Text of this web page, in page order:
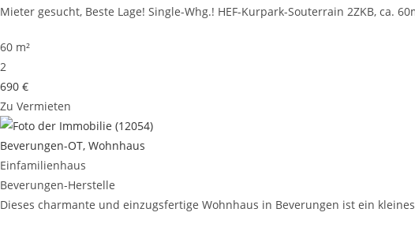
Mieter gesucht, Beste Lage! Single-Whg.! HEF-Kurpark-Souterrain 2ZKB, ca.
60 m²
2
690 €
Zu Vermieten
Beverungen-OT, Wohnhaus
Einfamilienhaus
Beverungen-Herstelle
Dieses charmante und einzugsfertige Wohnhaus in Beverungen ist ein